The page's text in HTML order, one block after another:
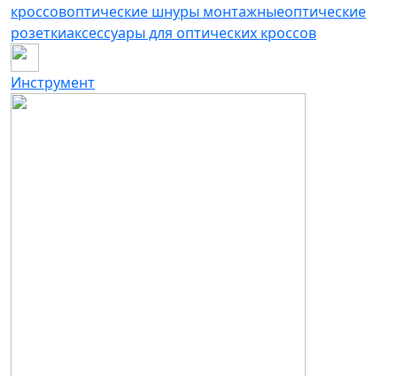
кроссовоптические шнуры монтажныеоптические
розеткиаксессуары для оптических кроссов
Инструмент